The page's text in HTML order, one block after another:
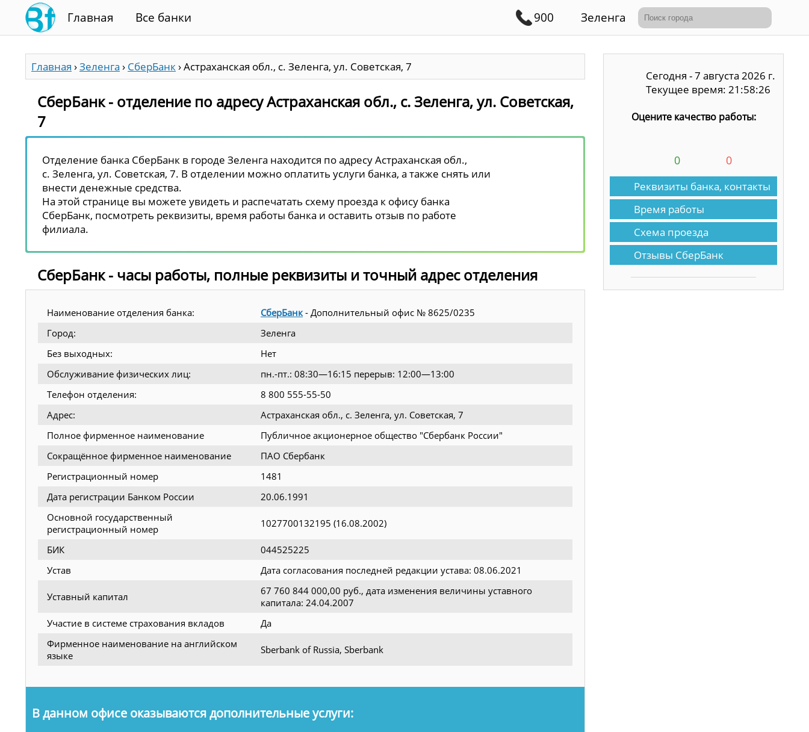
Главная Все банки 900 Зеленга
Главная ›Зеленга › СберБанк›Астраханская обл., с. Зеленга, ул. Советская, 7
СберБанк - отделение по адресу Астраханская обл., с. Зеленга, ул. Советская,
7
Отделение банка СберБанк в городе Зеленга находится по адресу Астраханская обл.,
с. Зеленга, ул. Советская, 7. В отделении можно оплатить услуги банка, а также снять или
внести денежные средства.
На этой странице вы можете увидеть и распечатать схему проезда к офису банка
СберБанк, посмотреть реквизиты, время работы банка и оставить отзыв по работе
филиала.
СберБанк - часы работы, полные реквизиты и точный адрес отделения
Наименование отделения банка: СберБанк - Дополнительный офис № 8625/0235
Город:
Зеленга
Без выходных:
Нет
Обслуживание физических лиц:
пн.-пт.: 08:30—16:15 перерыв: 12:00—13:00
Телефон отделения:
8 800 555-55-50
Адрес:
Астраханская обл., с. Зеленга, ул. Советская, 7
Полное фирменное наименование
Публичное акционерное общество "Сбербанк России"
Сокращённое фирменное наименование
ПАО Сбербанк
Регистрационный номер
1481
Дата регистрации Банком России
20.06.1991
Основной государственный
регистрационный номер
1027700132195 (16.08.2002)
БИК
044525225
Устав
Дата согласования последней редакции устава: 08.06.2021
Уставный капитал
67 760 844 000,00 руб., дата изменения величины уставного
капитала: 24.04.2007
Участие в системе страхования вкладов
Да
Фирменное наименование на английском
языке
Sberbank of Russia, Sberbank
В данном офисе оказываются дополнительные услуги:
Сегодня - 7 августа 2026 г.
Текущее время: 21:58:26
Оцените качество работы:
0 0
Реквизиты банка, контакты
Время работы
Схема проезда
Отзывы СберБанк